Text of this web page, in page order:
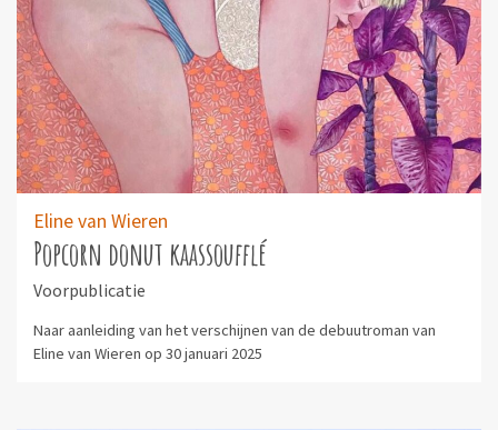
Eline van Wieren
Popcorn donut kaassoufflé
Voorpublicatie
Naar aanleiding van het verschijnen van de debuutroman van
Eline van Wieren op 30 januari 2025